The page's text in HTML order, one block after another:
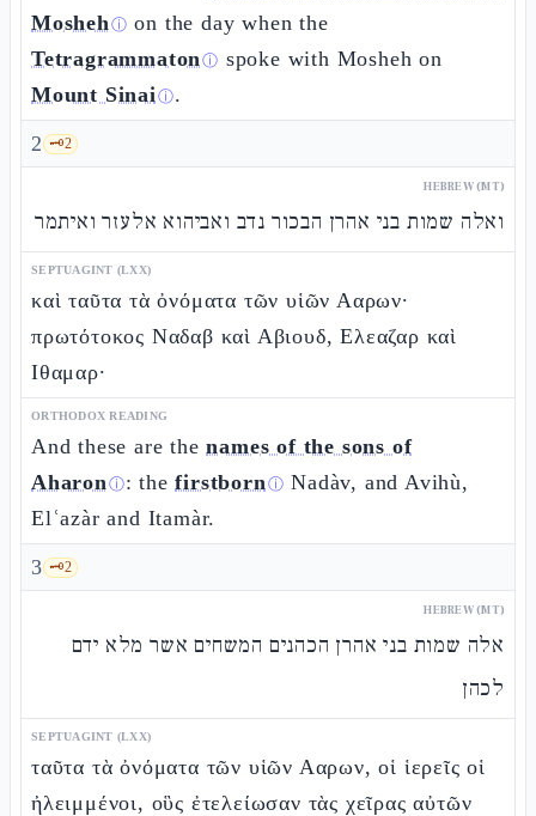
Moshehⓘ on the day when the
Tetragrammatonⓘ spoke with Mosheh on
Mount Sinaiⓘ.
2 🗝️2
HEBREW (MT)
ואלה שמות בני אהרן הבכור נדב ואביהוא אלעזר ואיתמר
SEPTUAGINT (LXX)
καὶ ταῦτα τὰ ὀνόματα τῶν υἱῶν Ααρων·
πρωτότοκος Ναδαβ καὶ Αβιουδ, Ελεαζαρ καὶ
Ιθαμαρ·
ORTHODOX READING
And these are thenames of the sons of
Aharonⓘ: thefirstbornⓘ Nadàv, and Avihù,
Elʿazàr and Itamàr.
3 🗝️2
HEBREW (MT)
אלה שמות בני אהרן הכהנים המשחים אשר מלא ידם
לכהן
SEPTUAGINT (LXX)
ταῦτα τὰ ὀνόματα τῶν υἱῶν Ααρων, οἱ ἱερεῖς οἱ
ἠλειμμένοι, οὓς ἐτελείωσαν τὰς χεῖρας αὐτῶν